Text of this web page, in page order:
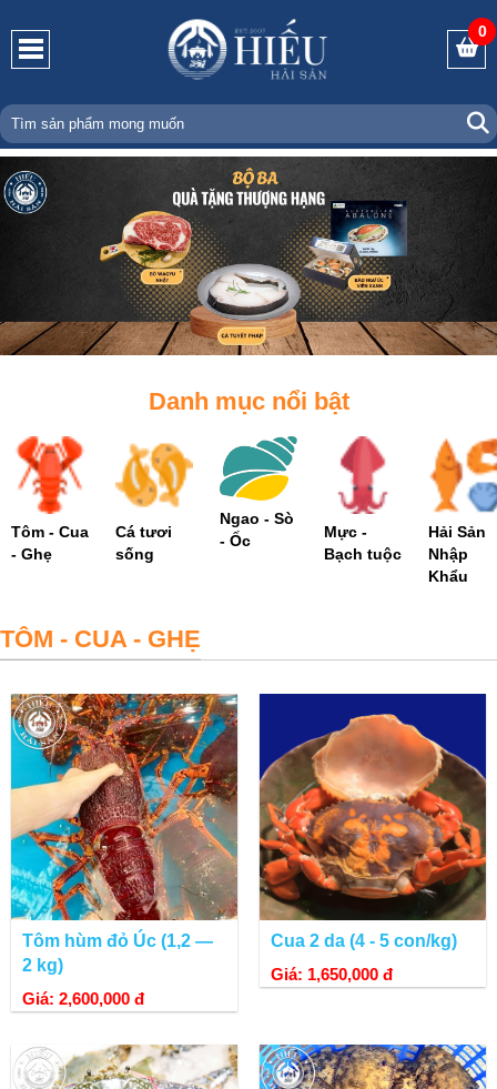
0
Danh mục nổi bật
Tôm - Cua
- Ghẹ
Cá tươi
sống
Ngao - Sò
- Ốc
Mực -
Bạch tuộc
Hải Sản
Nhập
Khẩu
TÔM - CUA - GHẸ
Tôm hùm đỏ Úc (1,2 —
2 kg)
Giá: 2,600,000 đ
Cua 2 da (4 - 5 con/kg)
Giá: 1,650,000 đ